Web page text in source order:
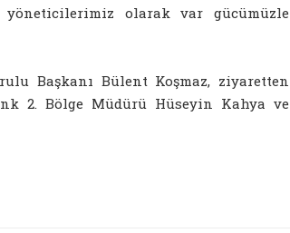
olarak var gücümüzle
Başkanı Bülent Koşmaz, ziyaretten
2. Bölge Müdürü Hüseyin Kahya ve